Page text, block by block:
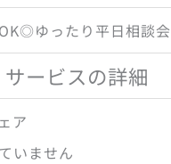
ゆったり平日相談会
サービスの詳細
ア
いません